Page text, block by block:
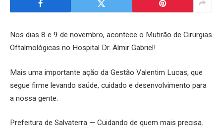
Nos dias 8 e 9 de novembro, acontece o Mutirão de Cirurgias
Oftalmológicas no Hospital Dr. Almir Gabriel!
Mais uma importante ação da Gestão Valentim Lucas, que
segue firme levando saúde, cuidado e desenvolvimento para
a nossa gente.
Prefeitura de Salvaterra — Cuidando de quem mais precisa.